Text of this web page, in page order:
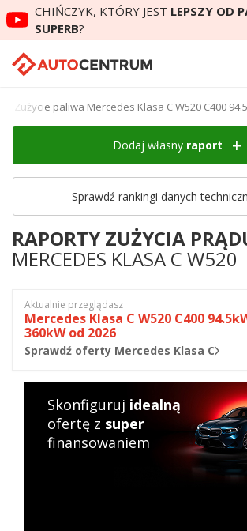
CHIŃCZYK, KTÓRY JEST LEPSZY OD
SUPERB?
Zużycie paliwa Mercedes Klasa C W520 C400
Dodaj własny raport
Sprawdź rankingi danych
RAPORTY ZUŻYCIA
MERCEDES KLASA C W520
Aktualnie przeglądasz
Mercedes Klasa C W520 C400
360kW od 2026
Sprawdź oferty Mercedes Klasa C
Skonfiguruj idealną
ofertę z super
finansowaniem